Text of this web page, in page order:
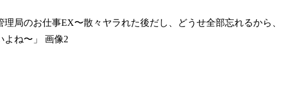
局のお仕事EX〜散々ヤラれた後だし、どうせ全部忘れるから、
よね〜」 画像2